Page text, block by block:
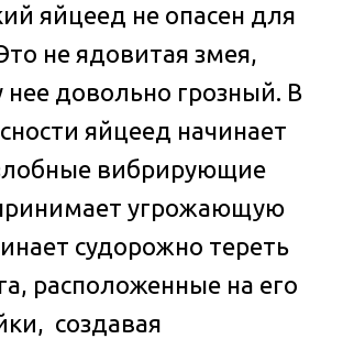
яйцеед не опасен для
не ядовитая змея,
нее довольно грозный. В
яйцеед начинает
вибрирующие
угрожающую
судорожно тереть
расположенные на его
создавая